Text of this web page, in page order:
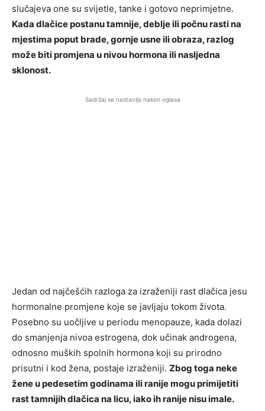
slučajeva one su svijetle, tanke i gotovo neprimjetne.
Kada dlačice postanu tamnije, deblje ili počnu rasti na
mjestima poput brade, gornje usne ili obraza, razlog
može biti promjena u nivou hormona ili nasljedna
sklonost.
Sadržaj se nastavlja nakon oglasa
Jedan od najčešćih razloga za izraženiji rast dlačica jesu
hormonalne promjene koje se javljaju tokom života.
Posebno su uočljive u periodu menopauze, kada dolazi
do smanjenja nivoa estrogena, dok učinak androgena,
odnosno muških spolnih hormona koji su prirodno
prisutni i kod žena, postaje izraženiji. Zbog toga neke
žene u pedesetim godinama ili ranije mogu primijetiti
rast tamnijih dlačica na licu, iako ih ranije nisu imale.